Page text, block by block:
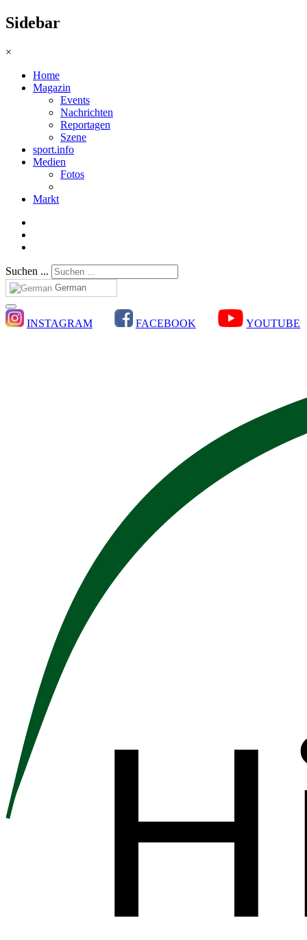
Sidebar
×
Home
Magazin
Events
Nachrichten
Reportagen
Szene
sport.info
Medien
Fotos
Markt
Suchen ...
German
INSTAGRAM FACEBOOK YOUTUBE